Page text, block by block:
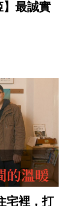
】最誠實
宅裡，打